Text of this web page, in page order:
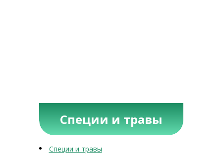
Специи и травы
Специи и травы